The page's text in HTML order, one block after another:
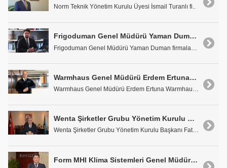
Norm Teknik Yönetim Kurulu Üyesi İsmail Turanlı fi..
Frigoduman Genel Müdürü Yaman Duman: "En Yüksek Kalitede Ürün ve Hizmeti Mümkün Olan En Geniş Kitleye Yaymak Gayesindeyiz"
Warmhaus Genel Müdürü Erdem Ertuna: "En Yeni Teknolojilerle En Yenilikçi Ürünleri Geliştiriyoruz"
Warmhaus Genel Müdürü Erdem Ertuna Warmhaus'un..
Wenta Şirketler Grubu Yönetim Kurulu Başkanı Fatih Aydın: "Sektörel Lider Olmak için Dünyadaki Son Teknolojiyi Takip Ediyoruz"
Wenta Şirketler Grubu Yönetim Kurulu Başkanı Fatih..
Form MHI Klima Sistemleri Genel Müdürü Zafer Sarı: "Özellikle Tunus ve Fas'ta İşbirliği Fırsatlarını Değerlendireceğiz"